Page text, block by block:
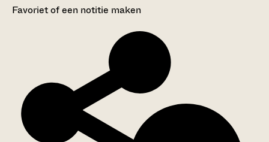
Favoriet of een notitie maken